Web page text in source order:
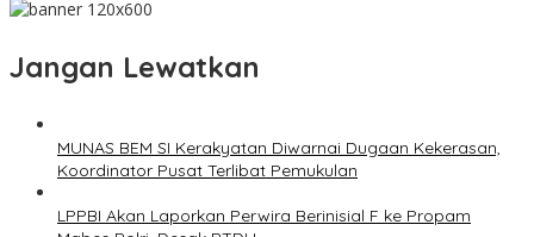
Jangan Lewatkan
MUNAS BEM SI Kerakyatan Diwarnai Dugaan Kekerasan,
Koordinator Pusat Terlibat Pemukulan
LPPBI Akan Laporkan Perwira Berinisial F ke Propam